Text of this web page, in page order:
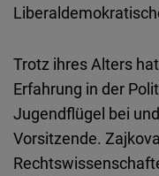
Trotz ihres Alters
Erfahrung in der
Jugendflügel bei
Vorsitzende.